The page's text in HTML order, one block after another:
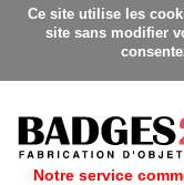
- Fabrication
Ce site utilise les
site sans modifier
Notre service